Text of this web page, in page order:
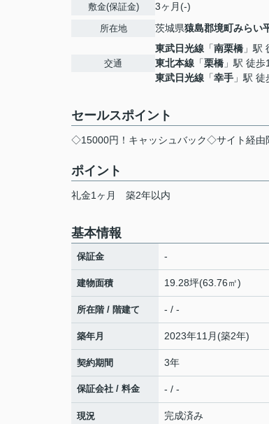
敷金(保証金) 3ヶ月(-)
所在地 茨城県猿島郡境町みらい
交通
東武日光線 「南栗橋 」駅
東北本線 「栗橋 」駅 徒
東武日光線 「幸手 」駅
セールスポイント
◇15000円！キャッシュバック◇サイト経由
ポイント
礼金1ヶ月 築2年以内
基本情報
保証金 -
建物面積 19.28坪(63.76㎡)
所在階 / 階建て - / -
築年月 2023年11月(築2年)
契約期間 3年
保証会社 / 料金 - / -
現況 完成済み